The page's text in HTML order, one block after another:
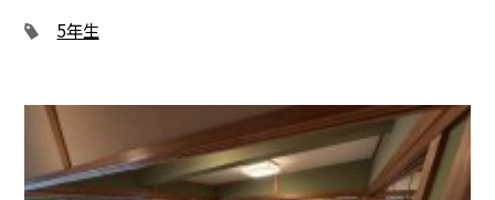
5年生